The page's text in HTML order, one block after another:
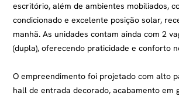
escritório, além de ambientes mobiliados,
condicionado e excelente posição solar,
manhã. As unidades contam ainda com 2
(dupla), oferecendo praticidade e conforto
O empreendimento foi projetado com alto
hall de entrada decorado, acabamento em